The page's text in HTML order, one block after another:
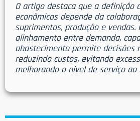
O artigo destaca que a definição
econômicos depende da
suprimentos, produção e vendas.
alinhamento entre demanda,
abastecimento permite decisões
reduzindo custos, evitando
melhorando o nível de serviço ao